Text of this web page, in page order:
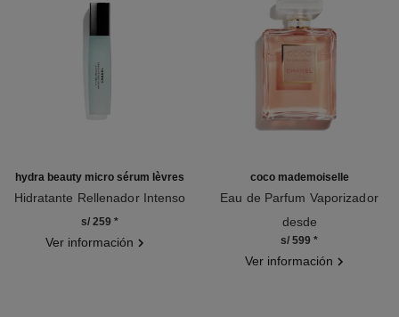
hydra beauty micro sérum lèvres
Hidratante Rellenador Intenso
s/ 259 *
Ver información
coco mademoiselle
Eau de Parfum Vaporizador
desde
s/ 599 *
Ver información